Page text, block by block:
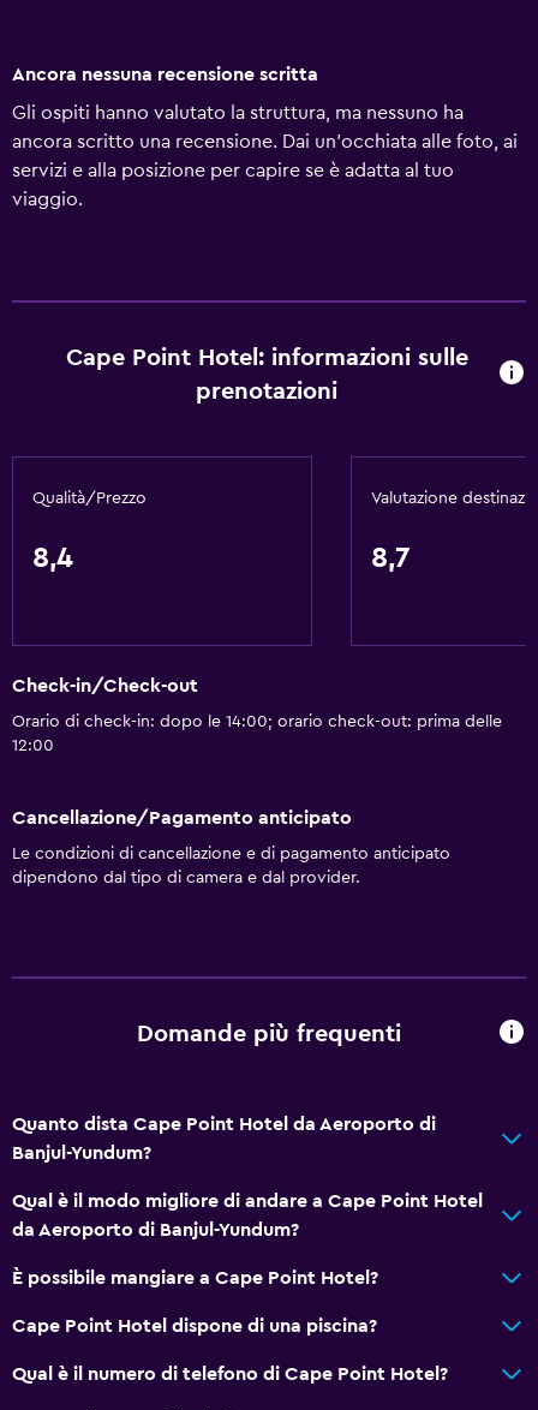
Ancora nessuna recensione scritta
Gli ospiti hanno valutato la struttura, ma nessuno ha
ancora scritto una recensione. Dai un'occhiata alle foto, ai
servizi e alla posizione per capire se è adatta al tuo
viaggio.
Cape Point Hotel: informazioni sulle
prenotazioni
Qualità/Prezzo
8,4
Valutazione
8,7
Check-in/Check-out
Orario di check-in: dopo le 14:00; orario check-out: prima delle
12:00
Cancellazione/Pagamento anticipato
Le condizioni di cancellazione e di pagamento anticipato
dipendono dal tipo di camera e dal provider.
Domande più frequenti
Quanto dista Cape Point Hotel da Aeroporto di
Banjul-Yundum?
Qual è il modo migliore di andare a Cape Point Hotel
da Aeroporto di Banjul-Yundum?
È possibile mangiare a Cape Point Hotel?
Cape Point Hotel dispone di una piscina?
Qual è il numero di telefono di Cape Point Hotel?